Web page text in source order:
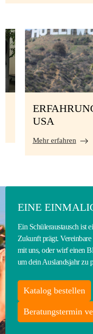
USA
Mehr erfahren
EINE
Ein Schüleraustausch ist
Zukunft prägt.
mit uns, oder wirf einen
um dein Auslandsjahr zu
Katalog bestellen
Beratungstermin